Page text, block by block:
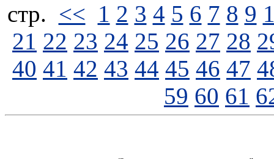
стp. << 1 2 3 4 5 6 7 8 9
21 22 23 24 25 26 27 28
40 41 42 43 44 45 46 47
59 60 61